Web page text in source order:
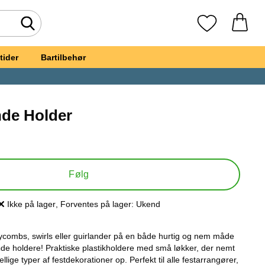
Foretag søgning Mine favoritter
Bartilbehør
Holder
Følg
Ikke på lager, Forventes på lager: Ukend
swirls eller guirlander på en både hurtig og nem måde
holdere! Praktiske plastikholdere med små løkker, der nemt
typer af festdekorationer op. Perfekt til alle festarrangører,